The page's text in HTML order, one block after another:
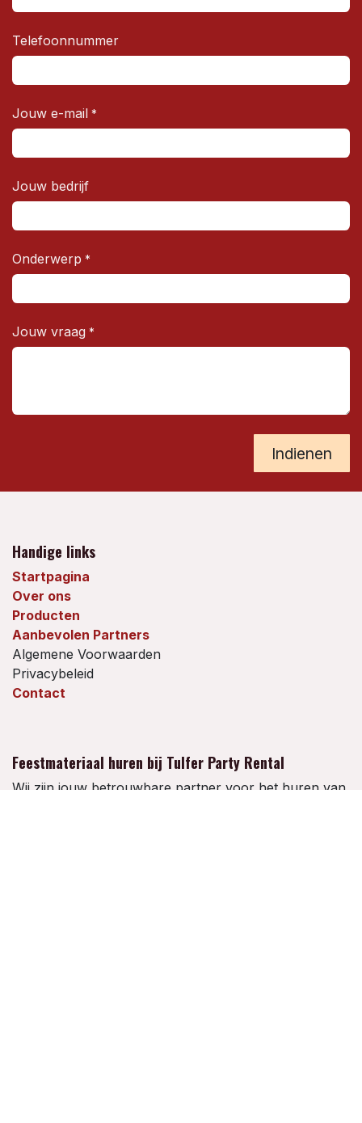
Telefoonnummer
Jouw e-mail *
Jouw bedrijf
Onderwerp *
Jouw vraag *
Indienen
Handige links
Startpagina
Over ons
Producten
Aanbevolen Partners
Algemene Voorwaarden
Privacybeleid
Contact
Feestmateriaal huren bij Tulfer Party Rental
Wij zijn jouw betrouwbare partner voor het huren van